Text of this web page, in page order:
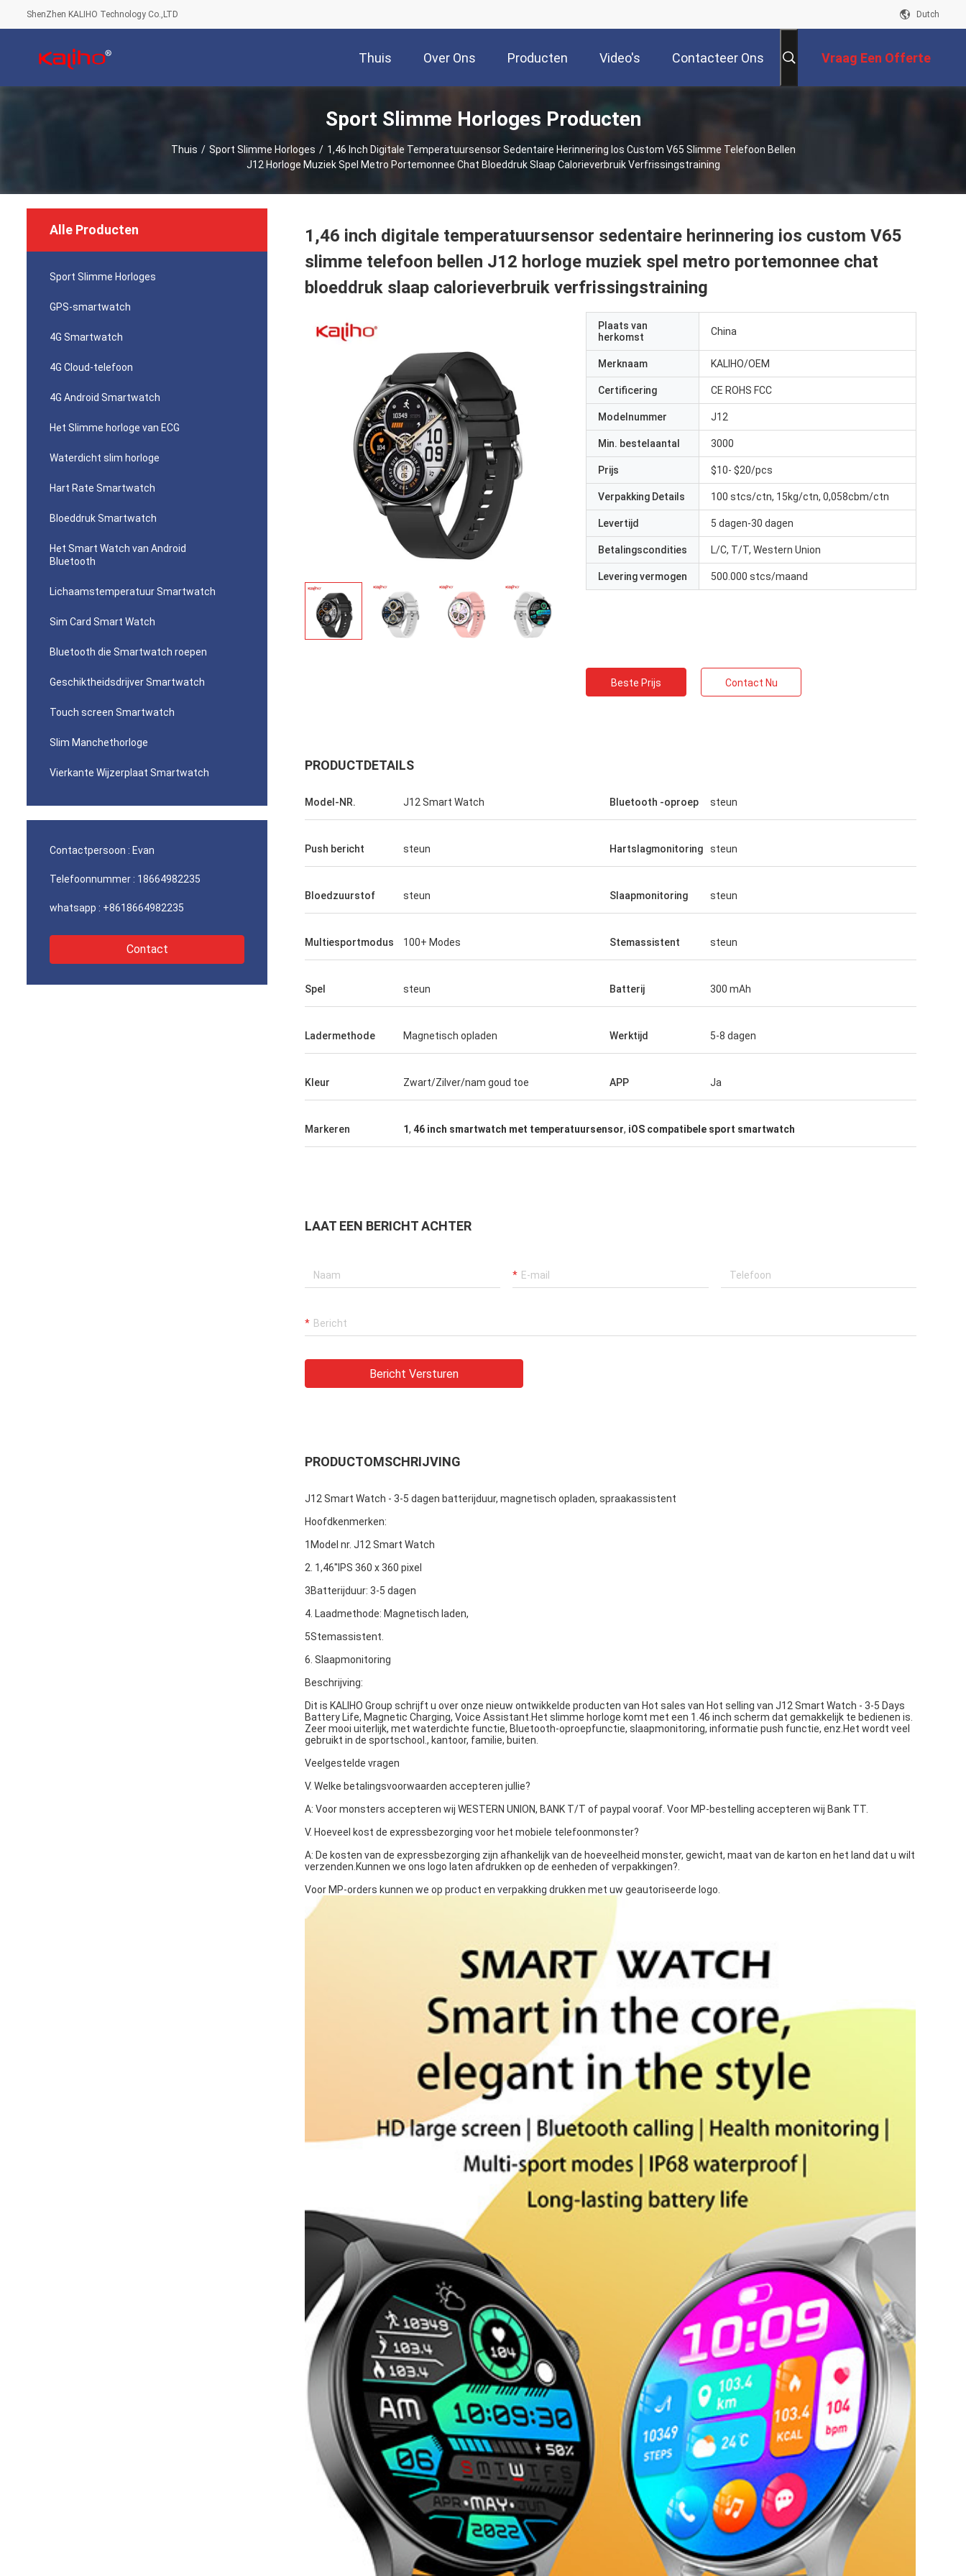
ShenZhen KALIHO Technology Co.,LTD Dutch
Thuis Over Ons Producten Video's Contacteer Ons Vraag Een Offerte
Sport Slimme Horloges Producten
Thuis / Sport Slimme Horloges / 1,46 Inch Digitale Temperatuursensor Sedentaire Herinnering Ios Custom V65 Slimme Telefoon Bellen
J12 Horloge Muziek Spel Metro Portemonnee Chat Bloeddruk Slaap Calorieverbruik Verfrissingstraining
Alle Producten
Sport Slimme Horloges
GPS-smartwatch
4G Smartwatch
4G Cloud-telefoon
4G Android Smartwatch
Het Slimme horloge van ECG
Waterdicht slim horloge
Hart Rate Smartwatch
Bloeddruk Smartwatch
Het Smart Watch van Android
Bluetooth
Lichaamstemperatuur Smartwatch
Sim Card Smart Watch
Bluetooth die Smartwatch roepen
Geschiktheidsdrijver Smartwatch
Touch screen Smartwatch
Slim Manchethorloge
Vierkante Wijzerplaat Smartwatch
Contactpersoon : Evan
Telefoonnummer : 18664982235
whatsapp : +8618664982235
Contact
1,46 inch digitale temperatuursensor sedentaire herinnering ios custom V65
slimme telefoon bellen J12 horloge muziek spel metro portemonnee chat
bloeddruk slaap calorieverbruik verfrissingstraining
Plaats van
herkomst
China
Merknaam KALIHO/OEM
Certificering CE ROHS FCC
Modelnummer J12
Min. bestelaantal 3000
Prijs $10- $20/pcs
Verpakking Details 100 stcs/ctn, 15kg/ctn, 0,058cbm/ctn
Levertijd 5 dagen-30 dagen
Betalingscondities L/C, T/T, Western Union
Levering vermogen 500.000 stcs/maand
Beste Prijs Contact Nu
PRODUCTDETAILS
Model-NR. J12 Smart Watch Bluetooth -oproep steun
Push bericht steun Hartslagmonitoring steun
Bloedzuurstof steun Slaapmonitoring steun
Multiesportmodus 100+ Modes Stemassistent steun
Spel steun Batterij 300 mAh
Ladermethode Magnetisch opladen Werktijd 5-8 dagen
Kleur Zwart/Zilver/nam goud toe APP Ja
Markeren 1, 46 inch smartwatch met temperatuursensor, iOS compatibele sport smartwatch
LAAT EEN BERICHT ACHTER
Bericht Versturen
PRODUCTOMSCHRIJVING
J12 Smart Watch - 3-5 dagen batterijduur, magnetisch opladen, spraakassistent
Hoofdkenmerken:
1Model nr. J12 Smart Watch
2. 1,46''IPS 360 x 360 pixel
3Batterijduur: 3-5 dagen
4. Laadmethode: Magnetisch laden,
5Stemassistent.
6. Slaapmonitoring
Beschrijving:
Dit is KALIHO Group schrijft u over onze nieuw ontwikkelde producten van Hot sales van Hot selling van J12 Smart Watch - 3-5 Days
Battery Life, Magnetic Charging, Voice Assistant.Het slimme horloge komt met een 1.46 inch scherm dat gemakkelijk te bedienen is.
Zeer mooi uiterlijk, met waterdichte functie, Bluetooth-oproepfunctie, slaapmonitoring, informatie push functie, enz.Het wordt veel
gebruikt in de sportschool., kantoor, familie, buiten.
Veelgestelde vragen
V. Welke betalingsvoorwaarden accepteren jullie?
A: Voor monsters accepteren wij WESTERN UNION, BANK T/T of paypal vooraf. Voor MP-bestelling accepteren wij Bank TT.
V. Hoeveel kost de expressbezorging voor het mobiele telefoonmonster?
A: De kosten van de expressbezorging zijn afhankelijk van de hoeveelheid monster, gewicht, maat van de karton en het land dat u wilt
verzenden.Kunnen we ons logo laten afdrukken op de eenheden of verpakkingen?.
Voor MP-orders kunnen we op product en verpakking drukken met uw geautoriseerde logo.